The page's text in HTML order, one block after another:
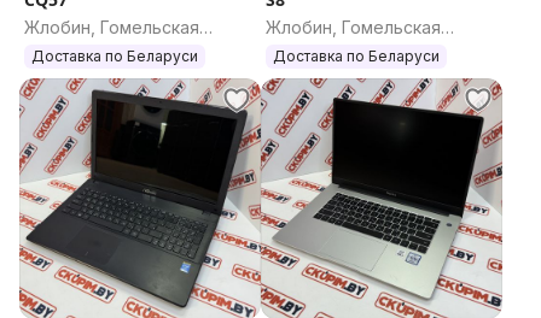
Жлобин, Гомельская
область
Доставка по Беларуси
Жлобин, Гомельская
область
Доставка по Беларуси